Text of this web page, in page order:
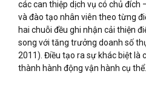
các can thiệp dịch vụ có chủ đích
và đào tạo nhân viên theo từng
hai chuỗi đều ghi nhận cải thiện
song với tăng trưởng doanh số
2011). Điều tạo ra sự khác biệt là
thành hành động vận hành cụ thể.